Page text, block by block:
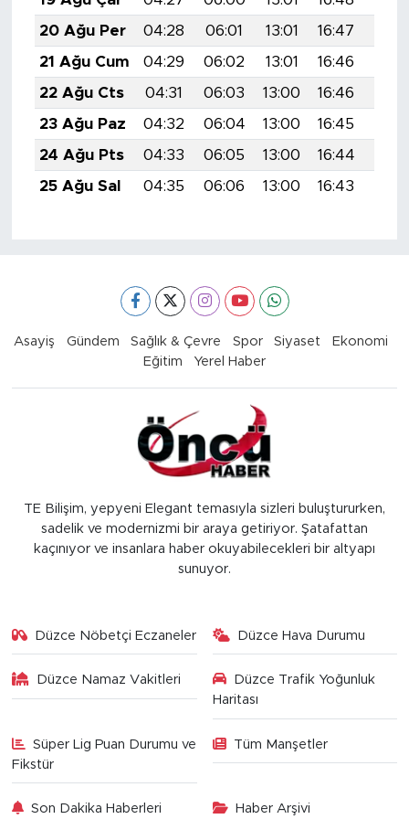
20 Ağu Per
04:28 06:01 13:01 16:47
21 Ağu Cum
04:29 06:02 13:01 16:46
22 Ağu Cts
04:31 06:03 13:00 16:46
23 Ağu Paz
04:32 06:04 13:00 16:45
24 Ağu Pts
04:33 06:05 13:00 16:44
25 Ağu Sal
04:35 06:06 13:00 16:43
Asayiş Gündem Sağlık & Çevre Spor Siyaset
Ekonomi
Eğitim
Yerel Haber
TE Bilişim, yepyeni Elegant temasıyla sizleri buluştururken,
sadelik ve modernizmi bir araya getiriyor. Şatafattan
kaçınıyor ve insanlara haber okuyabilecekleri bir altyapı
sunuyor.
Düzce Nöbetçi Eczaneler Düzce Hava Durumu
Düzce Namaz Vakitleri
Düzce Trafik Yoğunluk
Haritası
Süper Lig Puan Durumu ve
Fikstür
Tüm Manşetler
Son Dakika Haberleri Haber Arşivi